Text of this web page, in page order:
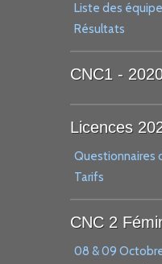
Liste des
Résultats
CNC1 -
Licences
Questionnaires
Tarifs
CNC 2
08 & 09